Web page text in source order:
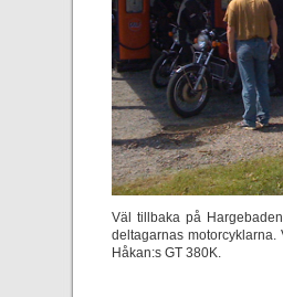
Väl tillbaka på
deltagarnas
Håkan:s GT 380K.